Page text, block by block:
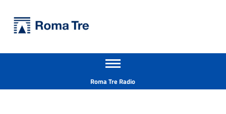
Prof.ssa ILARIA MERENDA - Università Roma Tre
Apri il menu secondario
Roma Tre Radio